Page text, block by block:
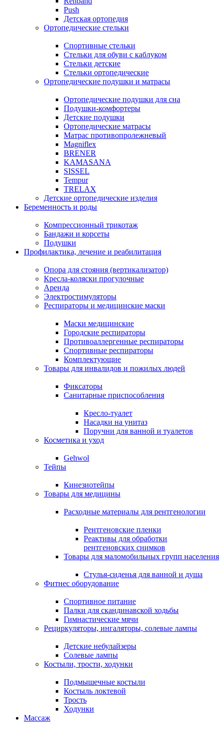
Push
Детская ортопедия
Ортопедические стельки
Спортивные стельки
Стельки для обуви с каблуком
Стельки детские
Стельки ортопедические
Ортопедические подушки и матрасы
Ортопедические подушки для сна
Подушки-комфортеры
Детские подушки
Ортопедические матрасы
Матрас противопролежневый
Magniflex
BRENER
KAMASANA
SISSEL
Tempur
TRELAX
Детские ортопедические изделия
Беременность и роды
Компрессионный трикотаж
Бандажи и корсеты
Подушки
Профилактика, лечение и реабилитация
Опора для стояния (вертикализатор)
Кресла-коляски прогулочные
Аренда
Электростимуляторы
Респираторы и медицинские маски
Маски медицинские
Городские респираторы
Противоаллергенные респираторы
Спортивные респираторы
Комплектующие
Товары для инвалидов и пожилых людей
Фиксаторы
Санитарные приспособления
Кресло-туалет
Насадки на унитаз
Поручни для ванной и туалетов
Косметика и уход
Gehwol
Тейпы
Кинезиотейпы
Товары для медицины
Расходные материалы для рентгенологии
Рентгеновские пленки
Реактивы для обработки
рентгеновских снимков
Товары для маломобильных групп населения
Стулья-сиденья для ванной и душа
Фитнес оборудование
Спортивное питание
Палки для скандинавской ходьбы
Гимнастические мячи
Рециркуляторы, ингаляторы, солевые лампы
Детские небулайзеры
Солевые лампы
Костыли, трости, ходунки
Подмышечные костыли
Костыль локтевой
Трость
Ходунки
Массаж